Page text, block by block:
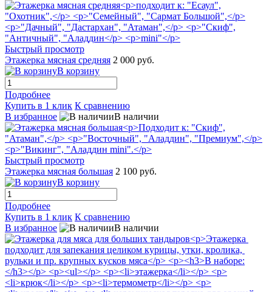
Быстрый просмотр
Этажерка мясная средняя 2 000 руб.
В корзину
Подробнее
Купить в 1 клик К сравнению
В избранное
В наличии
Быстрый просмотр
Этажерка мясная большая 2 100 руб.
В корзину
Подробнее
Купить в 1 клик К сравнению
В избранное
В наличии